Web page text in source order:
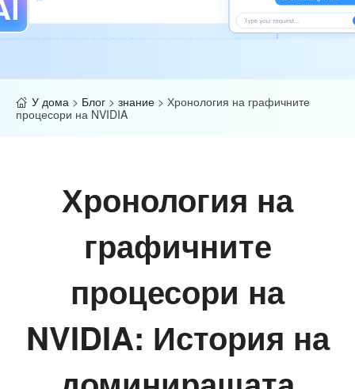
У дома > Блог > знание > Хронология на графичните
процесори на NVIDIA
Хронология на
графичните
процесори на
NVIDIA: История на